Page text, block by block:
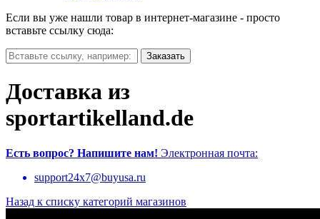
Если вы уже нашли товар в интернет-магазине - просто
вставьте ссылку сюда:
Доставка из
sportartikelland.de
Есть вопрос? Напишите нам! Электронная почта:
support24x7@buyusa.ru
Назад к списку категорий магазинов